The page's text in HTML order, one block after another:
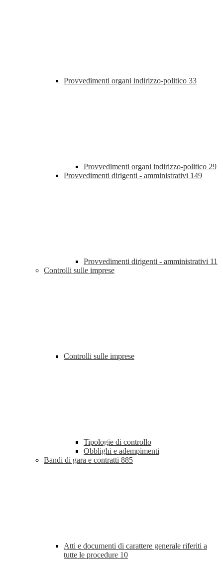
Provvedimenti organi indirizzo-politico 33
Provvedimenti organi indirizzo-politico 29
Provvedimenti dirigenti - amministrativi 149
Provvedimenti dirigenti - amministrativi 11
Controlli sulle imprese
Controlli sulle imprese
Tipologie di controllo
Obblighi e adempimenti
Bandi di gara e contratti 885
Atti e documenti di carattere generale riferiti a
tutte le procedure 10